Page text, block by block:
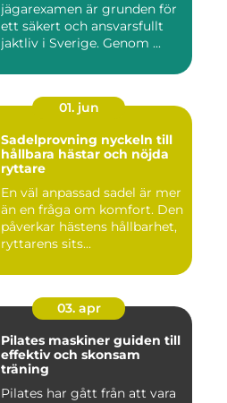
jägarexamen är grunden för
ett säkert och ansvarsfullt
jaktliv i Sverige. Genom ...
01. jun
Sadelprovning nyckeln till
hållbara hästar och nöjda
ryttare
En väl anpassad sadel är mer
än en fråga om komfort. Den
påverkar hästens hållbarhet,
ryttarens sits...
03. apr
Pilates maskiner guiden till
effektiv och skonsam
träning
Pilates har gått från att vara